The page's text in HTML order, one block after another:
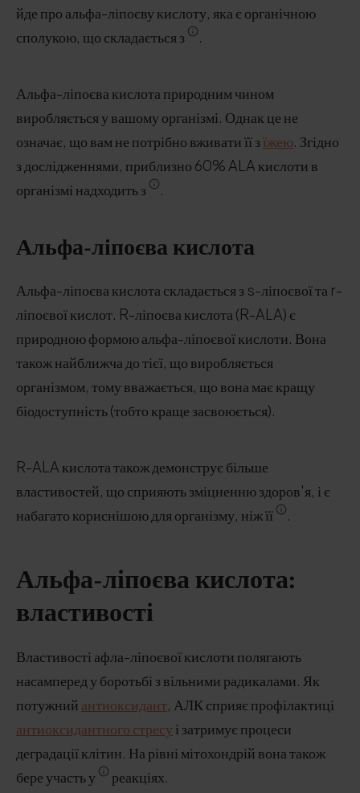
йде про альфа-ліпоєву кислоту, яка є органічною
сполукою, що складається з
.
Альфа-ліпоєва кислота природним чином
виробляється у вашому організмі. Однак це не
означає, що вам не потрібно вживати її зїжею. Згідно
з дослідженнями, приблизно 60% ALA кислоти в
організмі надходить з
.
Альфа-ліпоєва кислота
Альфа-ліпоєва кислота складається з s-ліпоєвої та r-
ліпоєвої кислот. R-ліпоєва кислота (R-ALA) є
природною формою альфа-ліпоєвої кислоти. Вона
також найближча до тієї, що виробляється
організмом, тому вважається, що вона має кращу
біодоступність (тобто краще засвоюється).
R-ALA кислота також демонструє більше
властивостей, що сприяють зміцненню здоров'я, і є
набагато кориснішою для організму, ніж її
.
Альфа-ліпоєва кислота:
властивості
Властивості афла-ліпоєвої кислоти полягають
насамперед у боротьбі з вільними радикалами. Як
потужний антиоксидант, АЛК сприяє профілактиці
антиоксидантного стресу і затримує процеси
деградації клітин. На рівні мітохондрій вона також
бере участь у
реакціях.